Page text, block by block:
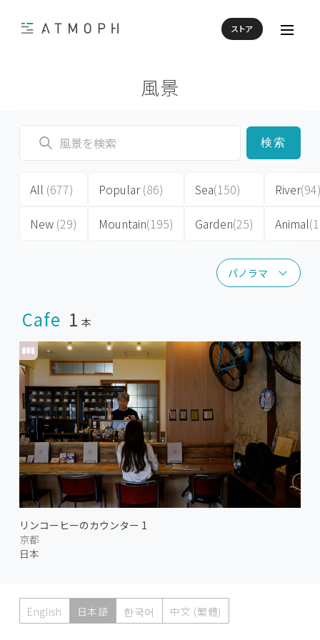
ストア
風景
パノラマ
パノラマ
検索
All (677)
New (29)
Popular(86)
Mountain(195)
Sea(150)
Garden(25)
River
Animal
Cafe 1 本
リンコーヒーのカウンター 1
京都
日本
English 日本語 한국어 中文 (繁體)